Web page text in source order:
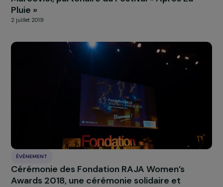
Cérémonie des Fondation RAJA Women’s
Awards 2020 : une 5ème édition centrée sur
rôle des femmes dans la protection de
l’environnement
11 décembre 2020